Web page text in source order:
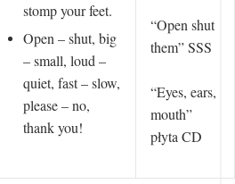
stomp your feet.
Open – shut, big
– small, loud –
quiet, fast – slow,
please – no,
thank you!
“Open shut
them” SSS
“Eyes, ears,
mouth”
płyta CD